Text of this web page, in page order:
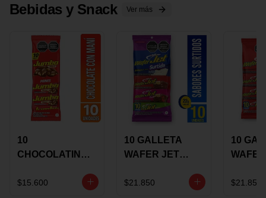
Bebidas y Snack Ver más
10
CHOCOLATINA
17 GRS
$15.600
10 GALLETA
WAFER JET
GRS
$21.850
10
GRS
$21.850